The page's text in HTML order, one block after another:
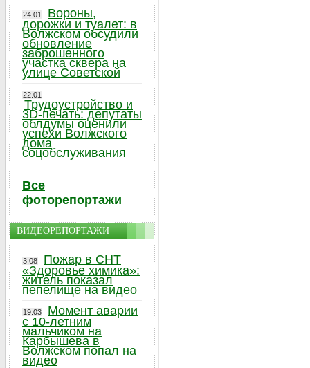
24.01
Вороны,
дорожки и туалет: в
Волжском обсудили
обновление
заброшенного
участка сквера на
улице Советской
22.01
Трудоустройство и
3D-печать: депутаты
облдумы оценили
успехи Волжского
дома
соцобслуживания
Все
фоторепортажи
ВИДЕОРЕПОРТАЖИ
3.08
Пожар в СНТ
«Здоровье химика»:
житель показал
пепелище на видео
19.03
Момент аварии
с 10-летним
мальчиком на
Карбышева в
Волжском попал на
видео